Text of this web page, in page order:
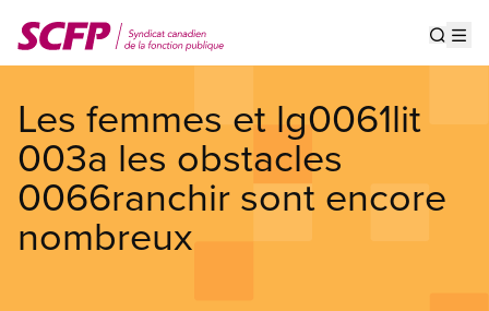
au
contenu
Les femmes et lg0061lit
003a les obstacles
0066ranchir sont encore
nombreux